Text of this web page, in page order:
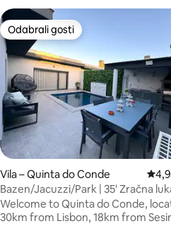
4,89/5, recenzija: 113
Odabrali gosti
Odabrali gosti
Vila – Quinta do Conde
Bazen/Jacuzzi/Park | 35' Zračna
km Lisabon
Welcome to Quinta do Conde,
30km from Lisbon, 18km from